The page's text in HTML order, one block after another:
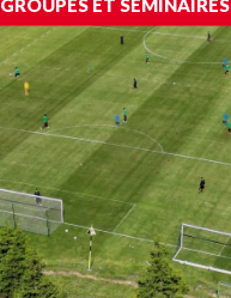
GROUPES ET SÉMINAIRES